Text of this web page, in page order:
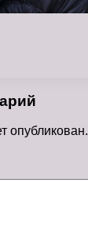
опубликован.